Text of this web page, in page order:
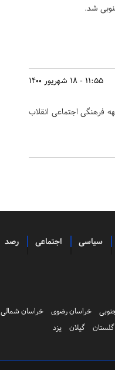
شد.
11:55 - 18 شهریور 1400
فرهنگی اجتماعی انقلاب
سیاسی اجتماعی رصد
خراسان رضوی خراسان شمالی
گلستان گیلان یزد